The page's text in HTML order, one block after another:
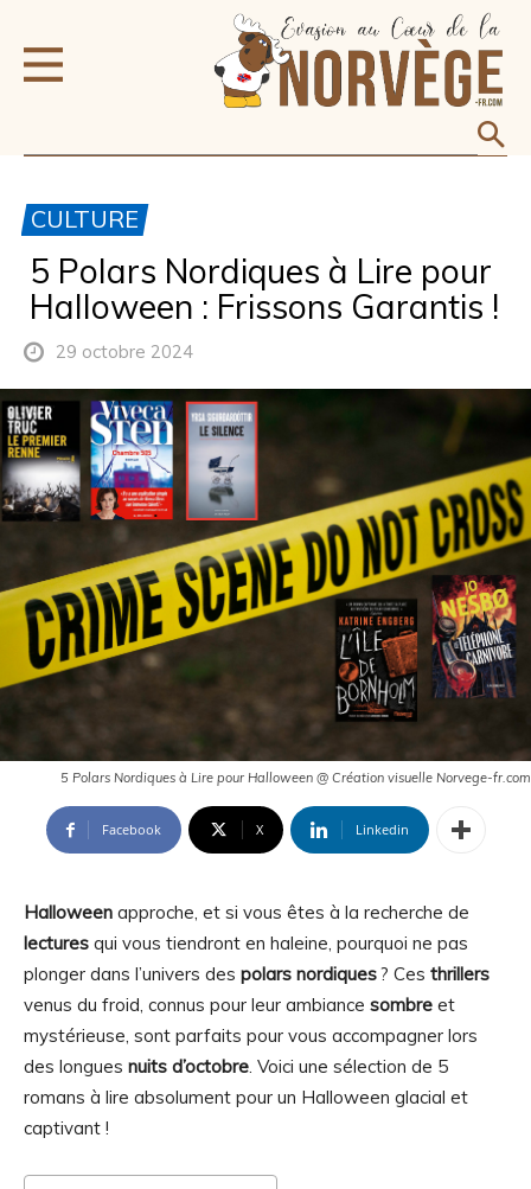
CULTURE
5 Polars Nordiques à Lire pour
Halloween : Frissons Garantis !
29 octobre 2024
5 Polars Nordiques à Lire pour Halloween @ Création visuelle Norvege-fr.com
Facebook X Linkedin
Halloween approche, et si vous êtes à la recherche de
lectures qui vous tiendront en haleine, pourquoi ne pas
plonger dans l’univers des polars nordiques? Ces thrillers
venus du froid, connus pour leur ambiance sombre et
mystérieuse, sont parfaits pour vous accompagner lors
des longues nuits d’octobre. Voici une sélection de 5
romans à lire absolument pour un Halloween glacial et
captivant !